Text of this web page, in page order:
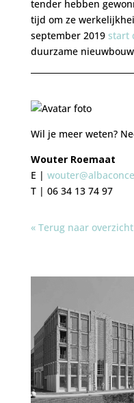
tender hebben
tijd om ze
september 2019 start
duurzame
Wil je meer weten?
Wouter Roemaat
E |
T | 06 34 13 74 97
« Terug naar overzicht